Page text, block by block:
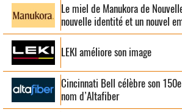
Le miel de Manukora de
nouvelle identité et un nouvel
LEKI améliore son image
Cincinnati Bell célèbre son
nom d’Altafiber